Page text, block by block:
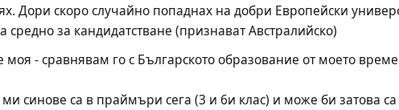
Дори скоро случайно попаднах на добри Европейски
средно за кандидатстване (признават Австралийско)
моя - сравнявам го с Българското образование от моето
синове са в праймъри сега (3 и 6и клас) и може би затова